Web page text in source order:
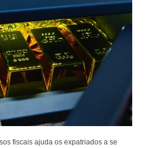
fiscais ajuda os expatriados a se